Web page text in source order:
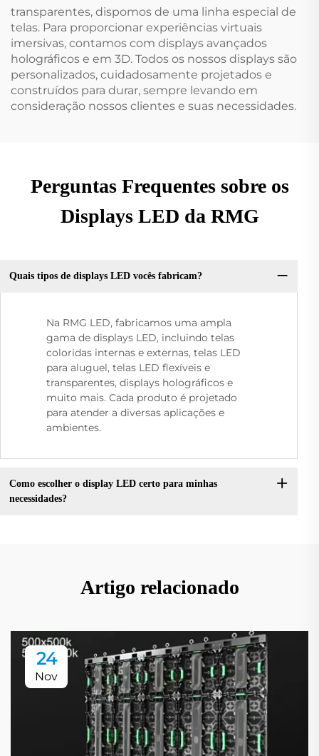
transparentes, dispomos de uma linha especial de
telas. Para proporcionar experiências virtuais
imersivas, contamos com displays avançados
holográficos e em 3D. Todos os nossos displays são
personalizados, cuidadosamente projetados e
construídos para durar, sempre levando em
consideração nossos clientes e suas necessidades.
Perguntas Frequentes sobre os
Displays LED da RMG
Quais tipos de displays LED vocês fabricam?
Na RMG LED, fabricamos uma ampla
gama de displays LED, incluindo telas
coloridas internas e externas, telas LED
para aluguel, telas LED flexíveis e
transparentes, displays holográficos e
muito mais. Cada produto é projetado
para atender a diversas aplicações e
ambientes.
Como escolher o display LED certo para minhas
necessidades?
Artigo relacionado
24
Nov